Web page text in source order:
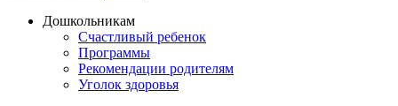
Дошкольникам
Счастливый ребенок
Программы
Рекомендации родителям
Уголок здоровья